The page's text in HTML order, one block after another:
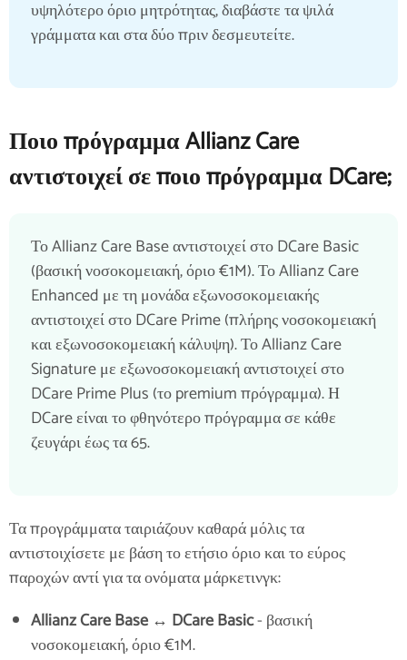
υψηλότερο όριο μητρότητας, διαβάστε τα ψιλά
γράμματα και στα δύο πριν δεσμευτείτε.
Ποιο πρόγραμμα Allianz Care
αντιστοιχεί σε ποιο πρόγραμμα DCare;
Το Allianz Care Base αντιστοιχεί στο DCare Basic
(βασική νοσοκομειακή, όριο €1M). Το Allianz Care
Enhanced με τη μονάδα εξωνοσοκομειακής
αντιστοιχεί στο DCare Prime (πλήρης νοσοκομειακή
και εξωνοσοκομειακή κάλυψη). Το Allianz Care
Signature με εξωνοσοκομειακή αντιστοιχεί στο
DCare Prime Plus (το premium πρόγραμμα). Η
DCare είναι το φθηνότερο πρόγραμμα σε κάθε
ζευγάρι έως τα 65.
Τα προγράμματα ταιριάζουν καθαρά μόλις τα
αντιστοιχίσετε με βάση το ετήσιο όριο και το εύρος
παροχών αντί για τα ονόματα μάρκετινγκ:
Allianz Care Base ↔ DCare Basic- βασική
νοσοκομειακή, όριο €1M.